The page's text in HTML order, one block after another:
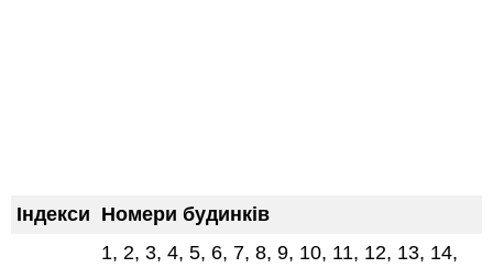
Індекси Номери будинків
1, 2, 3, 4, 5, 6, 7, 8, 9, 10, 11, 12, 13, 14,